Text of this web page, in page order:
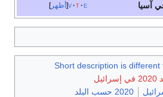
أظهر v t e
Short description is different
2020 حسب البلد